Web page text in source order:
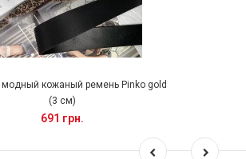
кожаный ремень Pinko gold
(3 см)
691 грн.